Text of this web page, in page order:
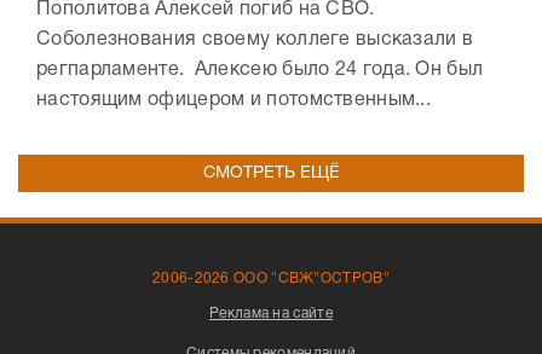
Пополитова Алексей погиб на СВО.
Соболезнования своему коллеге высказали в
регпарламенте. Алексею было 24 года. Он был
настоящим офицером и потомственным...
СМОТРЕТЬ ЕЩЁ
2006-2026 ООО "СВЖ"ОСТРОВ"
Реклама на сайте